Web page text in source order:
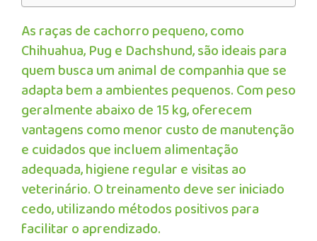
As raças de cachorro pequeno, como
Chihuahua, Pug e Dachshund, são ideais para
quem busca um animal de companhia que se
adapta bem a ambientes pequenos. Com peso
geralmente abaixo de 15 kg, oferecem
vantagens como menor custo de manutenção
e cuidados que incluem alimentação
adequada, higiene regular e visitas ao
veterinário. O treinamento deve ser iniciado
cedo, utilizando métodos positivos para
facilitar o aprendizado.